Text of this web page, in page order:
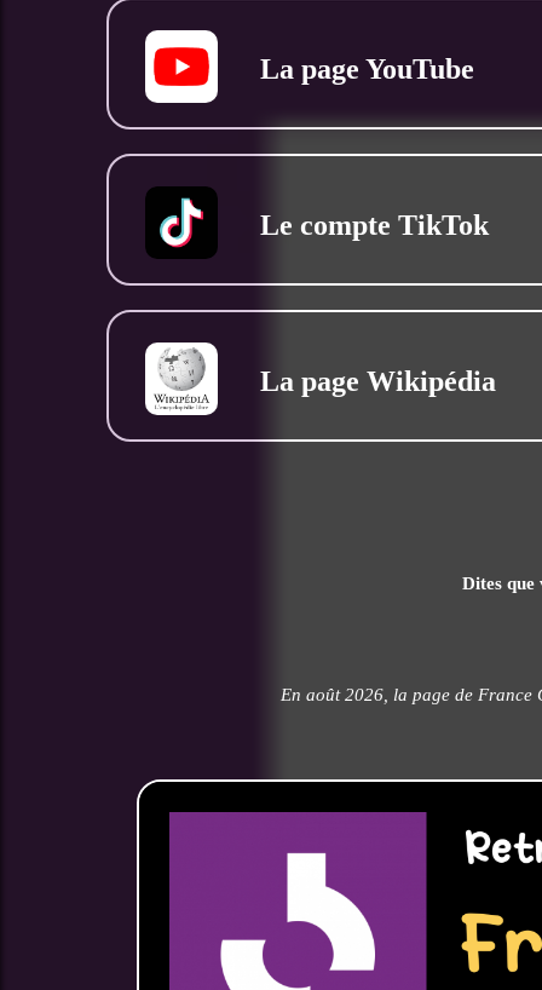
La page YouTube
Le compte TikTok
La page Wikipédia
Dites que
En août 2026, la page de France